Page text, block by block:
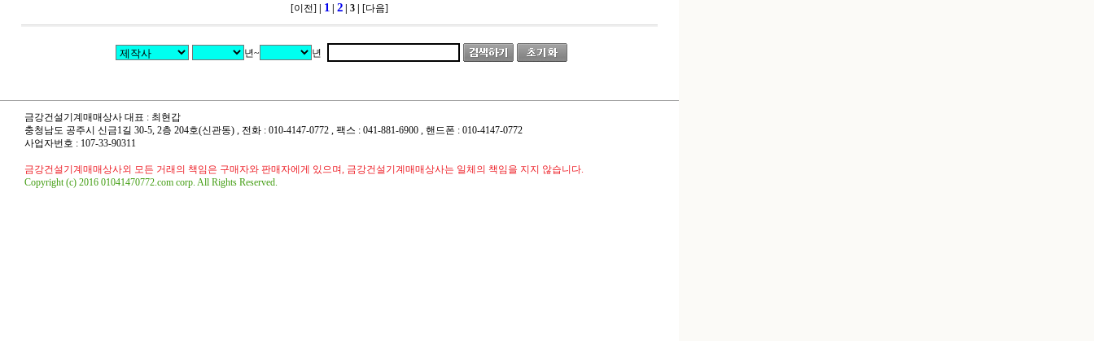
[이전] 1 2 | 3 [다음]
년~ 년
금강건설기계매매상사 대표 : 최현갑
충청남도 공주시 신금1길 30-5, 2층 204호(신관동) , 전화 : 010-4147-0772 , 팩스 : 041-881-6900 , 핸드폰 : 010-4147-0772
사업자번호 : 107-33-90311
금강건설기계매매상사외 모든 거래의 책임은 구매자와 판매자에게 있으며, 금강건설기계매매상사는 일체의 책임을 지지 않습니다.
Copyright (c) 2016 01041470772.com corp. All Rights Reserved.